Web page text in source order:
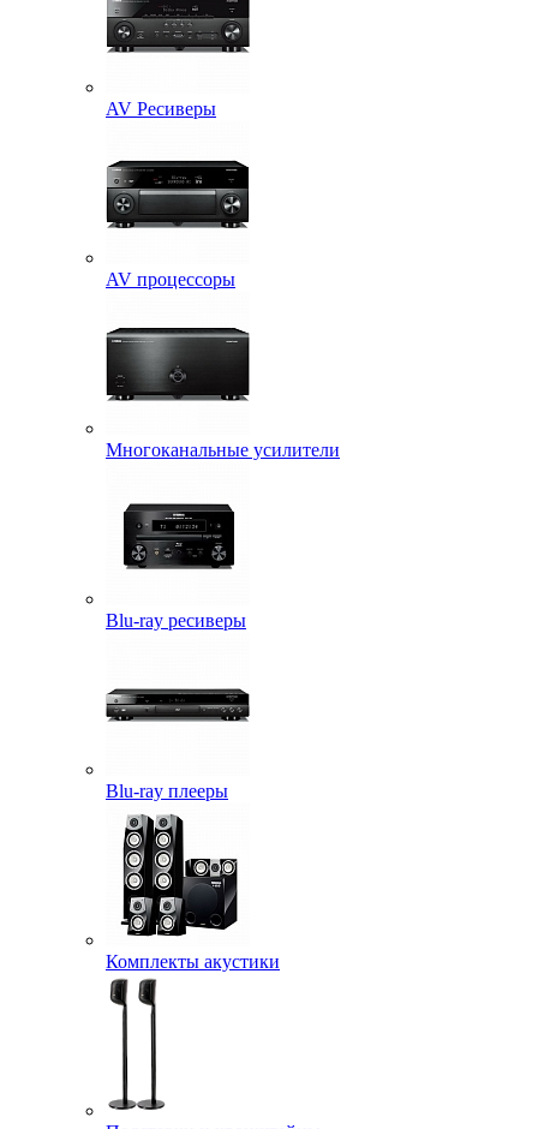
AV Ресиверы
AV процессоры
Многоканальные усилители
Blu-ray ресиверы
Blu-ray плееры
Комплекты акустики